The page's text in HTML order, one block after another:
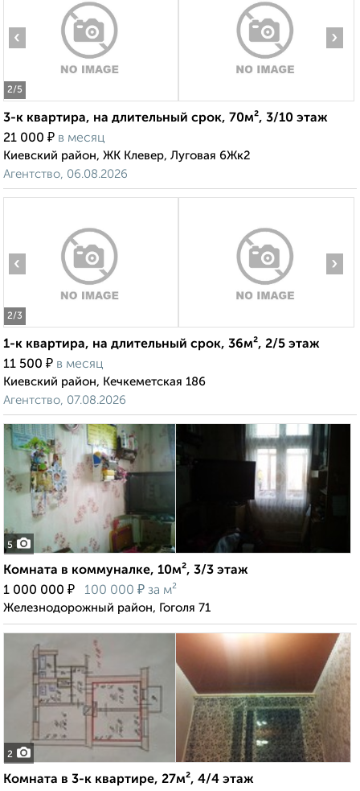
2/5
‹ ›
3-к квартира, на длительный срок, 70м², 3/10 этаж
21 000 ₽ в месяц
Киевский район, ЖК Клевер, Луговая 6Жк2
Агентство, 06.08.2026
2/3
‹ ›
1-к квартира, на длительный срок, 36м², 2/5 этаж
11 500 ₽ в месяц
Киевский район, Кечкеметская 186
Агентство, 07.08.2026
5
Комната в коммуналке, 10м², 3/3 этаж
1 000 000 ₽ 100 000 ₽ за м²
Железнодорожный район, Гоголя 71
2
Комната в 3-к квартире, 27м², 4/4 этаж